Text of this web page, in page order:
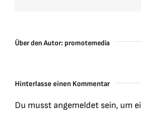
Über den Autor: promotemedia
Hinterlasse einen Kommentar
Du musstangemeldet sein, um